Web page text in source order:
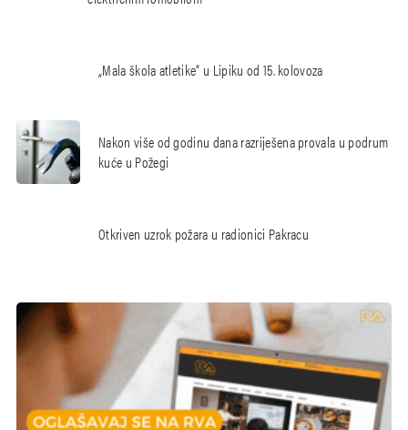
„Mala škola atletike“ u Lipiku od 15. kolovoza
Nakon više od godinu dana razriješena provala u podrum
kuće u Požegi
Otkriven uzrok požara u radionici Pakracu